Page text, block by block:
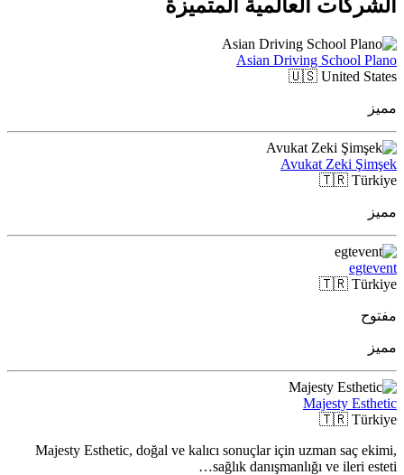
الشركات العالمية المتميزة
Asian Driving School Plano
🇺🇸 United States
مميز
Avukat Zeki Şimşek
🇹🇷 Türkiye
مميز
egtevent
🇹🇷 Türkiye
مفتوح
مميز
Majesty Esthetic
🇹🇷 Türkiye
Majesty Esthetic, doğal ve kalıcı sonuçlar için uzman saç ekimi,
sağlık danışmanlığı ve ileri esteti…